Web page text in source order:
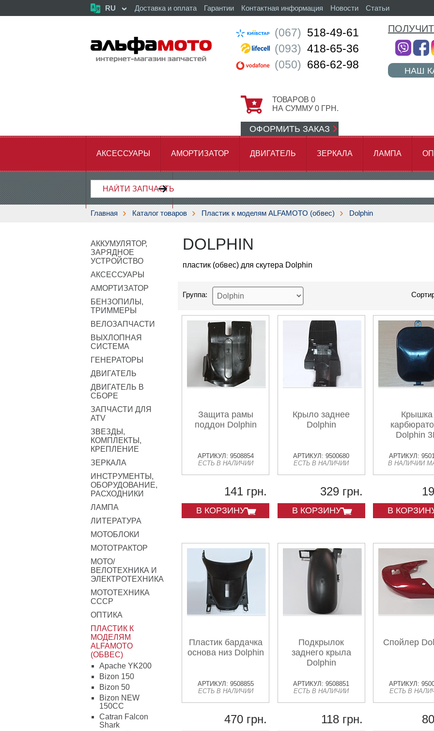
RU Доставка и оплата Гарантии Контактная информация Новости Статьи
(067) 518-49-61
(093) 418-65-36
(050) 686-62-98 НАШ
ТОВАРОВ 0
НА СУММУ 0 ГРН.
ОФОРМИТЬ ЗАКАЗ
АКСЕССУАРЫ АМОРТИЗАТОР ДВИГАТЕЛЬ ЗЕРКАЛА ЛАМПА
ХОДОВАЯ ЧАСТЬ
Главная Каталог товаров Пластик к моделям ALFAMOTO (обвес) Dolphin
АККУМУЛЯТОР,
ЗАРЯДНОЕ
УСТРОЙСТВО
АКСЕССУАРЫ
АМОРТИЗАТОР
БЕНЗОПИЛЫ,
ТРИММЕРЫ
ВЕЛОЗАПЧАСТИ
ВЫХЛОПНАЯ
СИСТЕМА
ГЕНЕРАТОРЫ
ДВИГАТЕЛЬ
ДВИГАТЕЛЬ В
СБОРЕ
ЗАПЧАСТИ ДЛЯ
ATV
ЗВЕЗДЫ,
КОМПЛЕКТЫ,
КРЕПЛЕНИЕ
ЗЕРКАЛА
ИНСТРУМЕНТЫ,
ОБОРУДОВАНИЕ,
РАСХОДНИКИ
ЛАМПА
ЛИТЕРАТУРА
МОТОБЛОКИ
МОТОТРАКТОР
МОТО/
ВЕЛОТЕХНИКА И
ЭЛЕКТРОТЕХНИКА
МОТОТЕХНИКА
СССР
ОПТИКА
ПЛАСТИК К
МОДЕЛЯМ
ALFAMOTO
(ОБВЕС)
Apache YK200
Bizon 150
Bizon 50
Bizon NEW
150CC
Catran Falcon
Shark
DOLPHIN
пластик (обвес) для скутера Dolphin
Группа:
Защита рамы
поддон Dolphin
АРТИКУЛ: 9508854
ЕСТЬ В НАЛИЧИИ
141 грн.
В КОРЗИНУ
Крыло заднее
Dolphin
АРТИКУЛ: 9500680
ЕСТЬ В НАЛИЧИИ
329 грн.
В КОРЗИНУ
Крышка
Dolphin
АРТИКУЛ:
В НАЛИЧИИ
В
Пластик бардачка
основа низ Dolphin
АРТИКУЛ: 9508855
ЕСТЬ В НАЛИЧИИ
470 грн.
Подкрылок
заднего крыла
Dolphin
АРТИКУЛ: 9508851
ЕСТЬ В НАЛИЧИИ
118 грн.
Спойлер
АРТИКУЛ:
ЕСТЬ В